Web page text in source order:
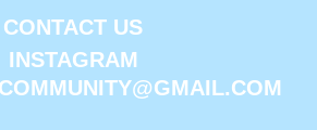
CONTACT US
INSTAGRAM